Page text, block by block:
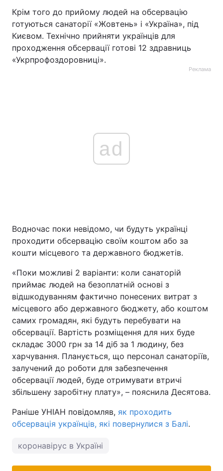
Крім того до прийому людей на обсервацію
готуються санаторії «Жовтень» і «Україна», під
Києвом. Технічно прийняти українців для
проходження обсервації готові 12 здравниць
«Укрпрофоздоровниці».
Реклама
ad
Водночас поки невідомо, чи будуть українці
проходити обсервацію своїм коштом або за
кошти місцевого та державного бюджетів.
«Поки можливі 2 варіанти: коли санаторій
приймає людей на безоплатній основі з
відшкодуванням фактично понесених витрат з
місцевого або державного бюджету, або коштом
самих громадян, які будуть перебувати на
обсервації. Вартість розміщення для них буде
складає 3000 грн за 14 діб за 1 людину, без
харчування. Планується, що персонал санаторіїв,
залучений до роботи для забезпечення
обсервації людей, буде отримувати втричі
збільшену заробітну плату», – пояснила Десятова.
Раніше УНІАН повідомляв, як проходить
обсервація українців, які повернулися з Балі.
коронавірус в Україні